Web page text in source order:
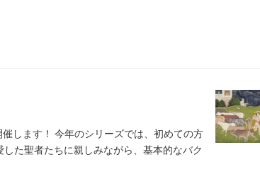
します！ 今年のシリーズでは、初めての方
た聖者たちに親しみながら、基本的なバク